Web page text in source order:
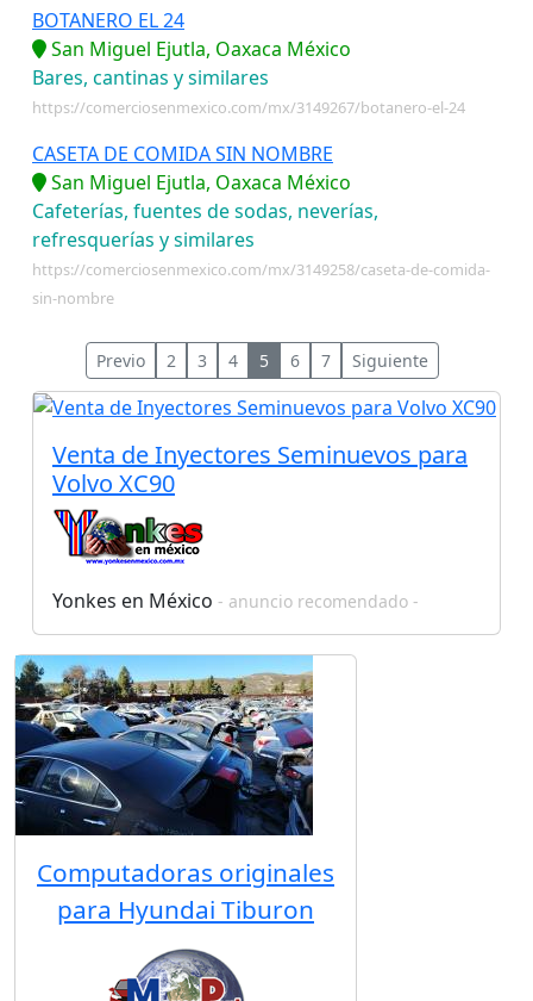
BOTANERO EL 24
San Miguel Ejutla, Oaxaca México
Bares, cantinas y similares
https://comerciosenmexico.com/mx/3149267/botanero-el-24
CASETA DE COMIDA SIN NOMBRE
San Miguel Ejutla, Oaxaca México
Cafeterías, fuentes de sodas, neverías,
refresquerías y similares
https://comerciosenmexico.com/mx/3149258/caseta-de-comida-
sin-nombre
Previo 2 3 4 5 6 7 Siguiente
Venta de Inyectores Seminuevos para
Volvo XC90
Yonkes en México - anuncio recomendado -
Computadoras originales
para Hyundai Tiburon